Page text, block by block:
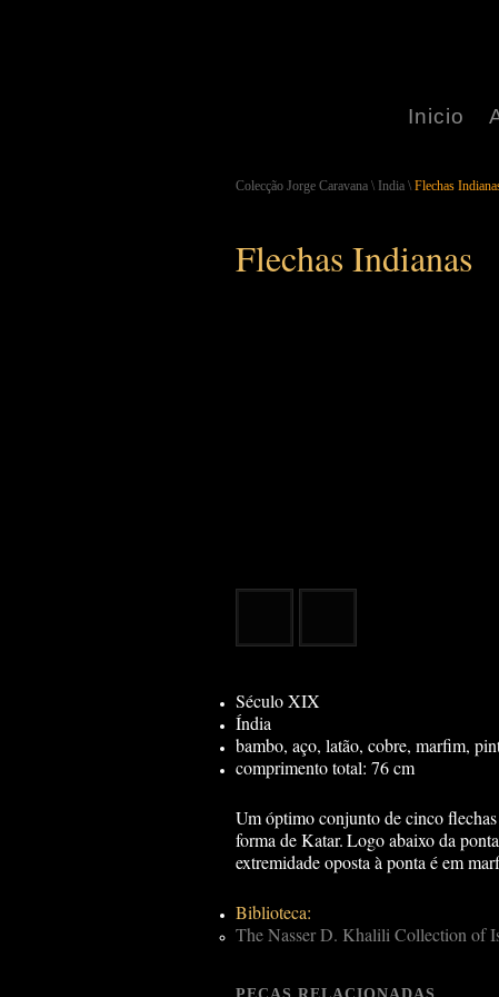
Inicio
Colecção Jorge Caravana \ India \ Flechas
Flechas Indianas
Século XIX
Índia
bambo, aço, latão, cobre, marfim,
comprimento total: 76 cm
Um óptimo conjunto de cinco flechas
forma de Katar.Logo abaixo da
extremidade oposta à ponta é em
Biblioteca:
The Nasser D. Khalili Collection of